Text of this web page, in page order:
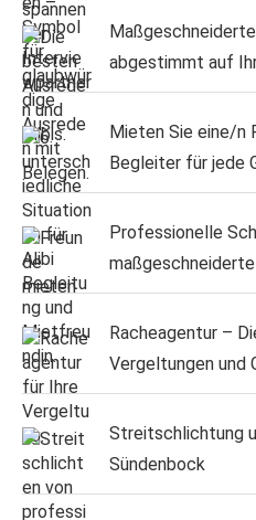
abgestimmt auf
Mieten Sie eine/n
Begleiter für jede
Professionelle
Racheagentur –
Vergeltungen und
Streitschlichtung
Sündenbock